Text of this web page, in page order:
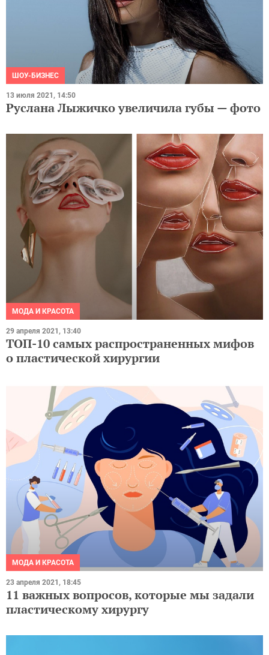
ШОУ-БИЗНЕС
13 июля 2021, 14:50
Руслана Лыжичко увеличила губы — фото
МОДА И КРАСОТА
29 апреля 2021, 13:40
ТОП-10 самых распространенных мифов
о пластической хирургии
МОДА И КРАСОТА
23 апреля 2021, 18:45
11 важных вопросов, которые мы задали
пластическому хирургу